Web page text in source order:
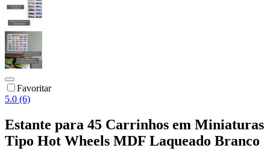
Favoritar
5.0 (6)
Estante para 45 Carrinhos em Miniaturas
Tipo Hot Wheels MDF Laqueado Branco